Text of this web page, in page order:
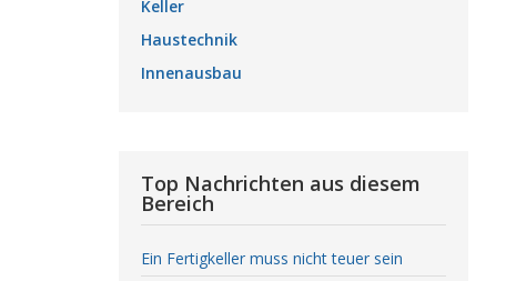
Keller
Haustechnik
Innenausbau
Top Nachrichten aus diesem
Bereich
Ein Fertigkeller muss nicht teuer sein